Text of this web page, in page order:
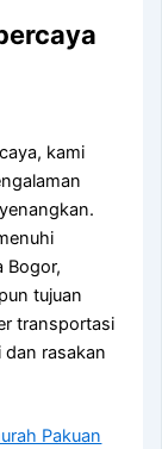
kami
Bogor,
tujuan
transportasi
dan rasakan
Pakuan